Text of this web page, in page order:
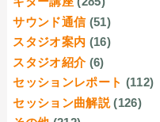
サウンド通信 (51)
スタジオ案内 (16)
スタジオ紹介 (6)
セッションレポート (112)
セッション曲解説 (126)